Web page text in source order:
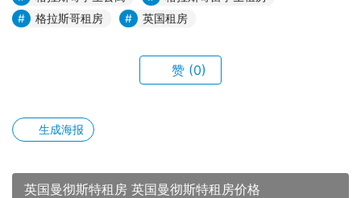
格拉斯哥租房
英国租房
赞 (0)
生成海报
英国曼彻斯特租房 英国曼彻斯特租房价格